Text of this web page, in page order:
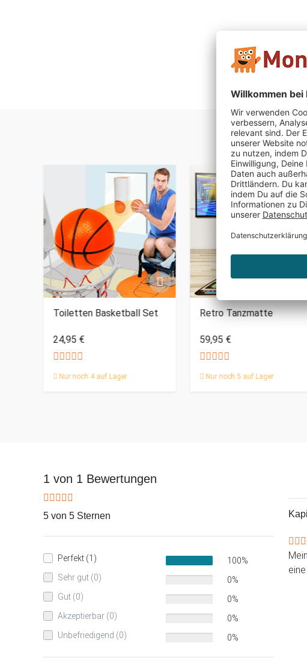
Toiletten Basketball Set
24,95 €
Nur noch 4 auf Lager
Retro Tanzmatte
59,95 €
Nur noch 5 auf Lager
1 von 1 Bewertungen
5 von 5 Sternen
Perfekt (1)
100%
Sehr gut (0)
0%
Gut (0)
0%
Akzeptierbar (0)
0%
Unbefriedigend (0)
0%